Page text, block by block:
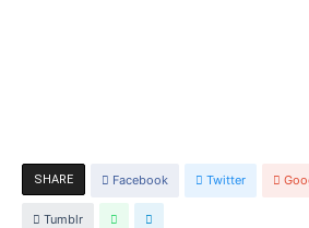
SHARE Facebook Twitter
Tumblr